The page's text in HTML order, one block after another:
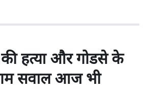
हत्या और गोडसे के
सवाल आज भी